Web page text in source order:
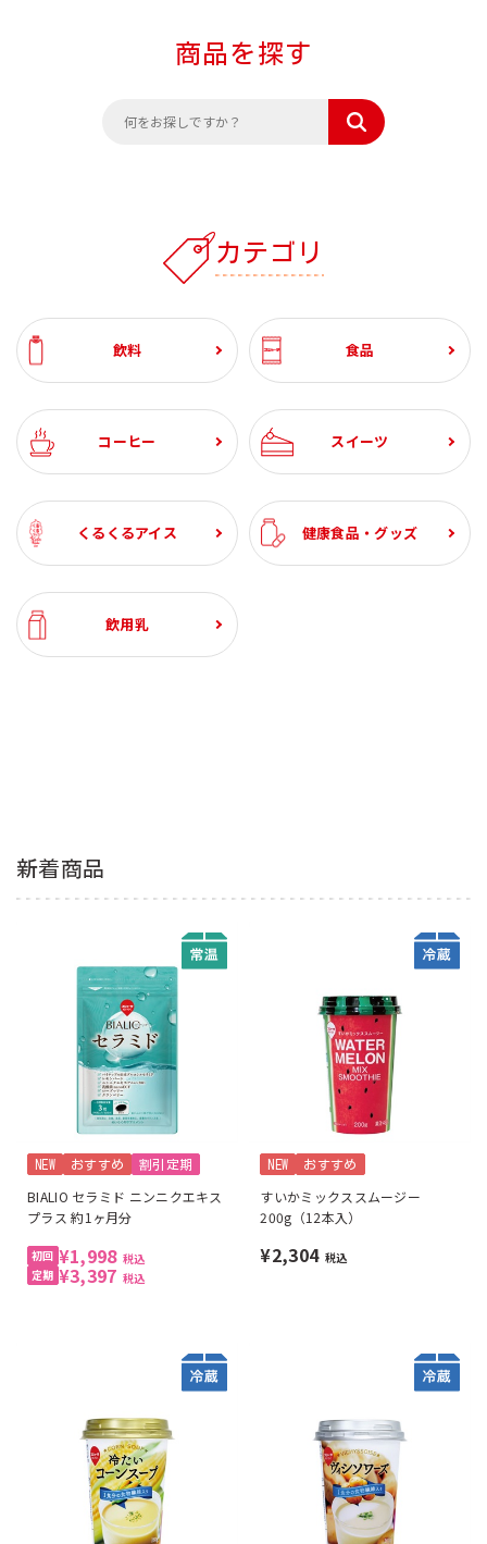
商品を探す
カテゴリ
飲料 食品
コーヒー スイーツ
くるくるアイス 健康食品・グッズ
飲用乳
新着商品
NEW おすすめ 割引定期
BIALIO セラミド ニンニクエキス
プラス 約1ヶ月分
¥1,998 税込
¥3,397 税込
NEW おすすめ
すいかミックススムージー
200g（12本入）
¥2,304 税込